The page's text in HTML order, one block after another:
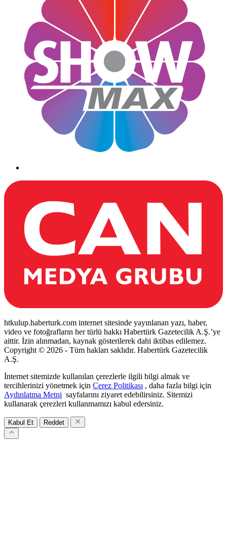
htkulup.haberturk.com internet sitesinde yayınlanan yazı, haber,
video ve fotoğrafların her türlü hakkı Habertürk Gazetecilik A.Ş.’ye
aittir. İzin alınmadan, kaynak gösterilerek dahi iktibas edilemez.
Copyright © 2026 - Tüm hakları saklıdır. Habertürk Gazetecilik
A.Ş.
İnternet sitemizde kullanılan çerezlerle ilgili bilgi almak ve
tercihlerinizi yönetmek için Çerez Politikası , daha fazla bilgi için
Aydınlatma Metni sayfalarını ziyaret edebilirsiniz. Sitemizi
kullanarak çerezleri kullanmamızı kabul edersiniz.
Kabul Et Reddet